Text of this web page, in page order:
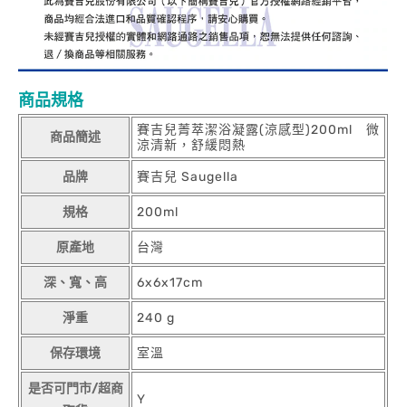
商品規格
商品簡述
賽吉兒菁萃潔浴凝露(涼感型)200ml 微
涼清新，舒緩悶熱
品牌 賽吉兒 Saugella
規格 200ml
原產地 台灣
深、寬、高 6x6x17cm
淨重 240 g
保存環境 室溫
是否可門市/超商
Y